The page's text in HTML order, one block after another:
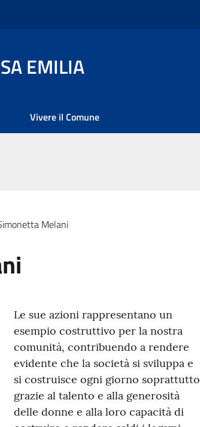
EMILIA
Vivere il Comune
Melani
Le sue azioni rappresentano un
esempio costruttivo per la nostra
comunità, contribuendo a rendere
evidente che la società si sviluppa e
si costruisce ogni giorno soprattutto
grazie al talento e alla generosità
delle donne e alla loro capacità di